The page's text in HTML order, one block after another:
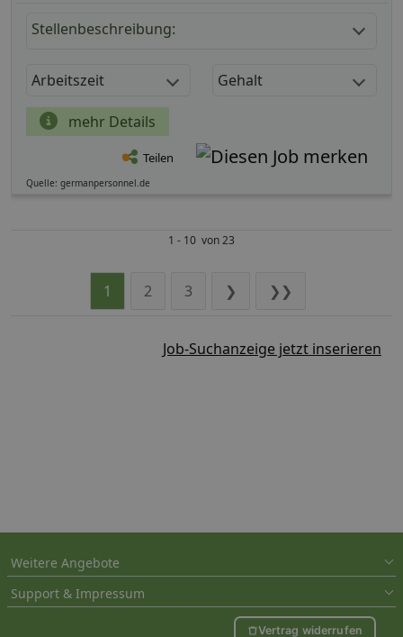
Stellenbeschreibung:
Arbeitszeit Gehalt
mehr Details
Teilen
Quelle: germanpersonnel.de
1 - 10 von 23
1 2 3 ❯ ❯❯
Job-Suchanzeige jetzt inserieren
Weitere Angebote
Support & Impressum
Vertrag widerrufen